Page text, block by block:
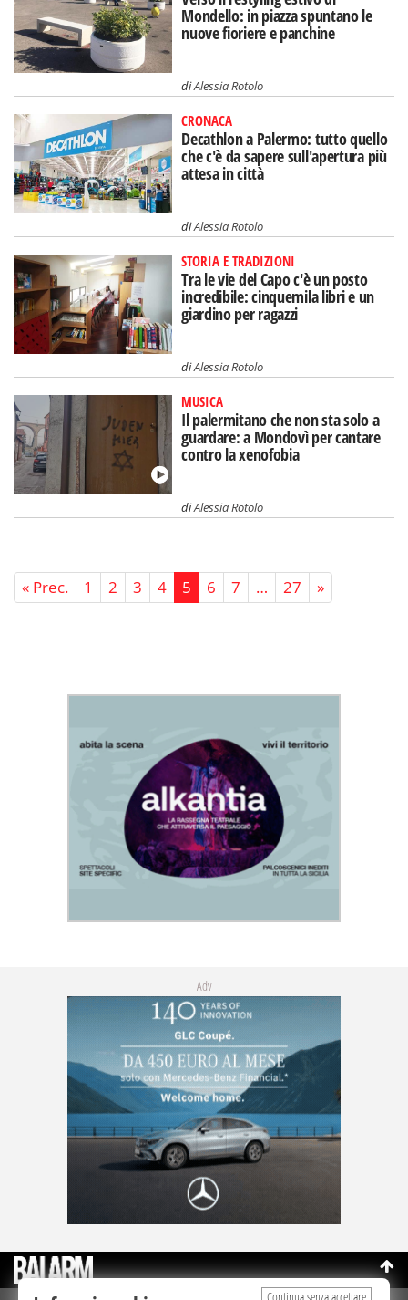
Mondello: in piazza spuntano le
nuove fioriere e panchine
diAlessia Rotolo
CRONACA
Decathlon a Palermo: tutto quello
che c'è da sapere sull'apertura più
attesa in città
diAlessia Rotolo
STORIA E TRADIZIONI
Tra le vie del Capo c'è un posto
incredibile: cinquemila libri e un
giardino per ragazzi
diAlessia Rotolo
MUSICA
Il palermitano che non sta solo a
guardare: a Mondovì per cantare
contro la xenofobia
diAlessia Rotolo
« Prec. 1 2 3 4 5 6 7 … 27 »
Adv